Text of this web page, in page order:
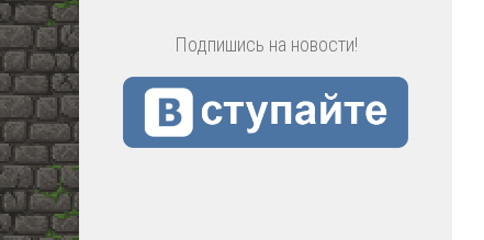
Подпишись на новости!